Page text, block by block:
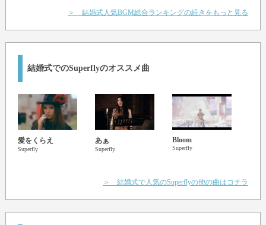
見て、
光るよ
＞ 結婚式人気BGM総合ランキングの続きをもっと見る
結婚式でのSuperflyのオススメ曲
愛をくらえ
Superfly
あぁ
Superfly
Bloom
Superfly
＞ 結婚式で人気のSuperflyの他の曲はコチラ